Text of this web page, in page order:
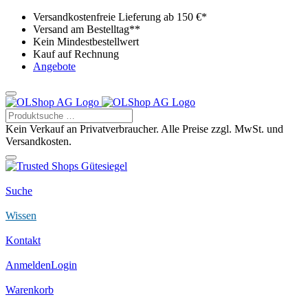
Versandkostenfreie Lieferung ab 150 €*
Versand am Bestelltag**
Kein Mindestbestellwert
Kauf auf Rechnung
Angebote
Kein Verkauf an Privatverbraucher. Alle Preise zzgl. MwSt. und
Versandkosten.
Suche
Wissen
Kontakt
AnmeldenLogin
Warenkorb